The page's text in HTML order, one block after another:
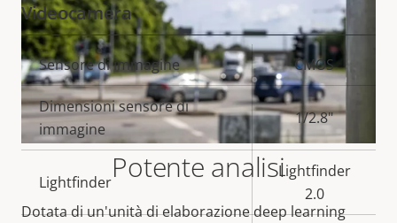
Potente analisi
Dotata di un'unità di elaborazione deep learning
Videocamera
Descrizione
della
proprietà
Valore
della
proprietà
Sensore di immagine CMOS
Dimensioni sensore di
immagine
1/2.8"
Lightfinder
Lightfinder
2.0